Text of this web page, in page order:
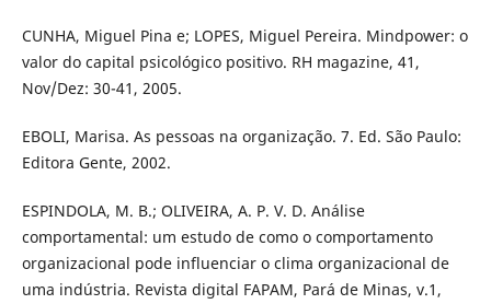
CUNHA, Miguel Pina e; LOPES, Miguel Pereira. Mindpower: o
valor do capital psicológico positivo. RH magazine, 41,
Nov/Dez: 30-41, 2005.
EBOLI, Marisa. As pessoas na organização. 7. Ed. São Paulo:
Editora Gente, 2002.
ESPINDOLA, M. B.; OLIVEIRA, A. P. V. D. Análise
comportamental: um estudo de como o comportamento
organizacional pode influenciar o clima organizacional de
uma indústria. Revista digital FAPAM, Pará de Minas, v.1,